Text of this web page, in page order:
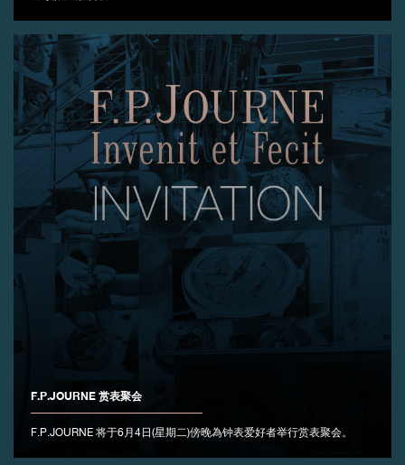
F.P.JOURNE 赏表聚会
F.P.JOURNE 将于6月4日(星期二)傍晚為钟表爱好者举行赏表聚会。
伪冒品
伪冒品